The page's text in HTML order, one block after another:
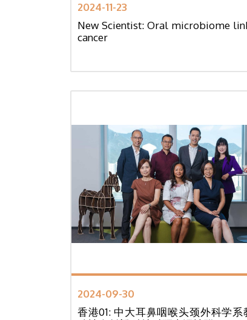
2024-11-23
New Scientist: Oral microbiome
cancer
2024-09-30
香港01: 中大耳鼻咽喉头颈外科学系